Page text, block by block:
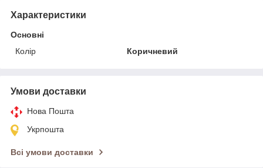
Характеристики
Основні
Колір
Коричневий
Умови доставки
Нова Пошта
Укрпошта
Всі умови доставки